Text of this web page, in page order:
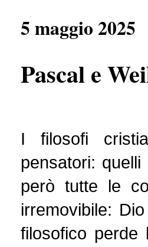
o
A
p
5 maggio 2025
Pascal e
I filosofi
pensatori:
però tutte le
irremovibile:
filosofico perde